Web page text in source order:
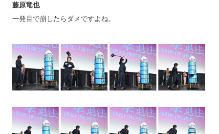
藤原竜也
一発目で崩したらダメですよね。